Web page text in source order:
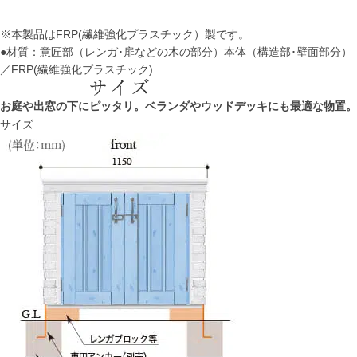
※本製品はFRP(繊維強化プラスチック）製です。
●材質：意匠部（レンガ･扉などの木の部分）本体（構造部･壁面部分）
／FRP(繊維強化プラスチック)
お庭や出窓の下にピッタリ。ベランダやウッドデッキにも最適な物置。
サイズ